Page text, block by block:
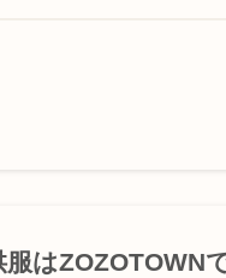
服はZOZOTOWN